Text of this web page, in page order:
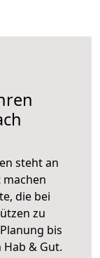
steht an
machen
die bei
zu
bis
& Gut.